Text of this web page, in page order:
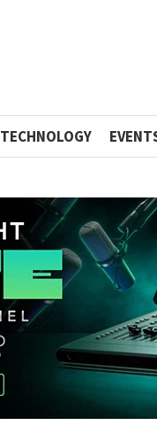
TECHNOLOGY